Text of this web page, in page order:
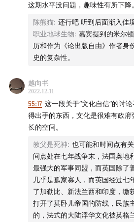
美国独立战争的大背景
01:06:25独立战争期间的英国
01:13:30 美国建国过程中的不同声音
01:16:40从乔治三世看英国社会变化
01:22:55英国工业革命的序曲
- 音乐 -
Danse Macabre - Busy Strings
这期水平没问题，趣味性有所下降。
陈熊猫: 还行吧 听到后面渐入佳
职业地球生物: 嘉宾提到的米尔
历和作为《论出版自由》作者身
史的复杂性。
越向书
2022.12.11
55:17 这一段关于“文化自信”的讨
得出手的东西，文化是很难有政
长的空间。
教父是死神: 也可能和时间点有
间点处在七年战争末，法国奥地
最强大的军事同盟，而英国除了
几乎是孤家寡人，而英国经过七
了加勒比、新法兰西和印度，缴
打开了莫卧儿帝国的防线，民族
的，法式的大陆浮华文化被英格